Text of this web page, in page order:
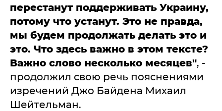
перестанут поддерживать Украину,
потому что устанут. Это не правда,
мы будем продолжать делать это и
это. Что здесь важно в этом тексте?
Важно слово несколько месяцев", -
продолжил свою речь пояснениями
изречений Джо Байдена Михаил
Шейтельман.